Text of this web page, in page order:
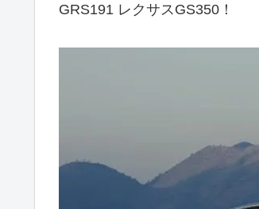
GRS191 レクサスGS350！